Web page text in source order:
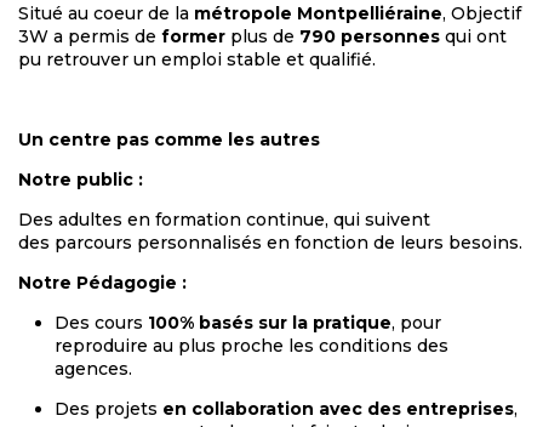
Situé au coeur de la métropole Montpelliéraine, Objectif
3W a permis de former plus de 790 personnes qui ont
pu retrouver un emploi stable et qualifié.
Un centre pas comme les autres
Notre public :
Des adultes en formation continue, qui suivent
des parcours personnalisés en fonction de leurs besoins.
Notre Pédagogie :
Des cours 100% basés sur la pratique, pour
reproduire au plus proche les conditions des
agences.
Des projets en collaboration avec des entreprises,